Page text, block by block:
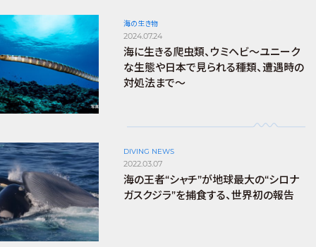
海の生き物
2024.07.24
海に生きる爬虫類、ウミヘビ～ユニーク
な生態や日本で見られる種類、遭遇時の
対処法まで～
DIVING NEWS
2022.03.07
海の王者“シャチ”が地球最大の“シロナ
ガスクジラ”を捕食する、世界初の報告